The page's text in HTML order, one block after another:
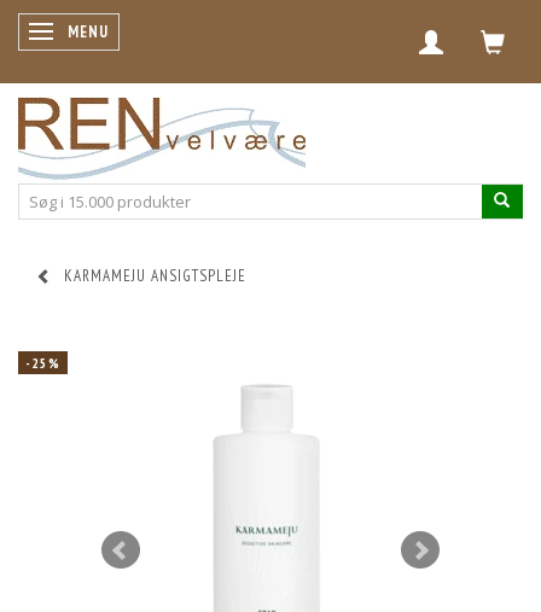
SKIFTE NAVIGATION
MENU
KARMAMEJU ANSIGTSPLEJE
-25%